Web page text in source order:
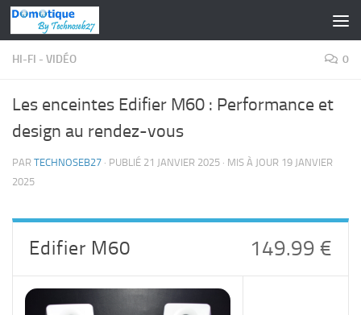
Skip to content
HI-FI - VIDÉO 0
Les enceintes Edifier M60 : Performance et
design au rendez-vous
PAR TECHNOSEB27 · PUBLIÉ 21 JANVIER 2025 · MIS À JOUR 19 JANVIER
2025
Edifier M60 149.99 €